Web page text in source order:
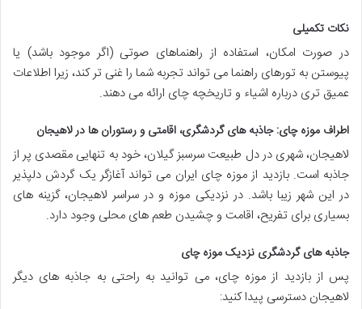
نکات تکمیلی
در صورت امکان، استفاده از راهنماهای صوتی (اگر موجود باشد) یا
پیوستن به تورهای راهنما می تواند تجربه شما را غنی تر کند، زیرا اطلاعات
عمیق تری درباره اشیاء و تاریخچه چای ارائه می دهند.
اطراف موزه چای: جاذبه های گردشگری، اقامتی و رستوران ها در لاهیجان
لاهیجان، شهری در دل طبیعت سرسبز گیلان، خود به تنهایی مقصدی پر از
جاذبه است. بازدید از موزه چای ایران می تواند آغازگر یک گردش دلپذیر
در این شهر زیبا باشد. در نزدیکی موزه و در سراسر لاهیجان، گزینه های
بسیاری برای تفریح، اقامت و چشیدن طعم های محلی وجود دارد.
جاذبه های گردشگری نزدیک موزه چای
پس از بازدید از موزه چای، می توانید به راحتی به جاذبه های دیگر
لاهیجان دسترسی پیدا کنید: